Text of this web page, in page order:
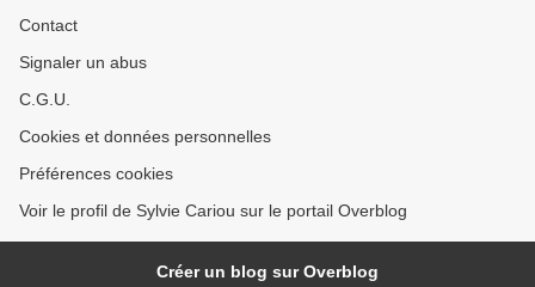
Contact
Signaler un abus
C.G.U.
Cookies et données personnelles
Préférences cookies
Voir le profil de Sylvie Cariou sur le portail Overblog
Créer un blog sur Overblog